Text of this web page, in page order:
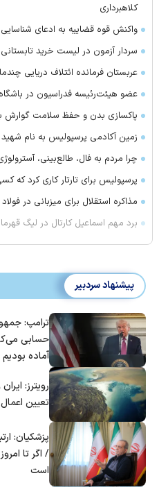
کلاهبرداری
واکنش قوه قضاییه به ادعای
سردار آزمون در لیست خرید
عربستان فرمانده ائتلاف دریایی
عضو هیئت‌رئیسه فدراسیون در
پاکسازی بدن و حفظ سلامت گوارش
زمین آکادمی پرسپولیس به نام شهید
چرا مردم به فال، طالع‌بینی،
پرسپولیس برای تارتار کاری کرد که
مذاکره استقلال برای میزبانی در فولاد
برد مهم اسماعیل کارتال در لیگ
پیشنهاد سردبیر
ترامپ:
حسابی
آماده
رویترز:
تعیین
پزشکیان:
/ اگر تا
است